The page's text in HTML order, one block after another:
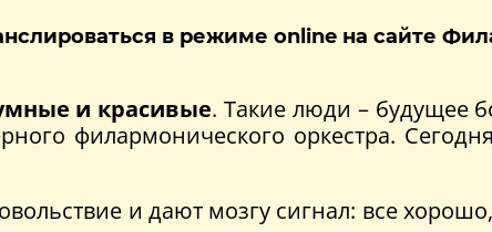
в режиме online на сайте
и красивые. Такие люди – будущее
филармонического оркестра.
и дают мозгу сигнал: все